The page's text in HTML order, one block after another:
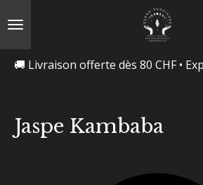
🚚 Livraison offerte dès 80 CHF •
Jaspe Kambaba